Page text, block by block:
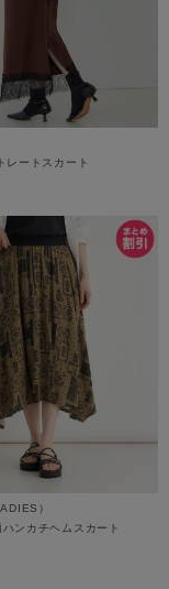
レートスカート
）
ンカチヘムスカート